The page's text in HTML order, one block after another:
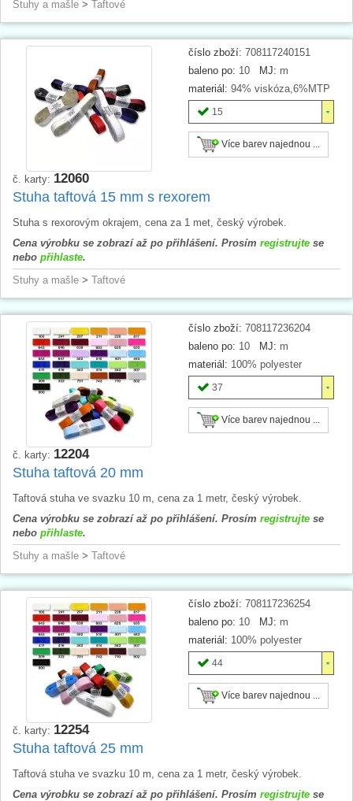
Stuhy a mašle > Taftové
číslo zboží: 708117240151
baleno po: 10 MJ: m
materiál: 94% viskóza,6%MTP
15
Více barev najednou ...
č. karty: 12060
Stuha taftová 15 mm s rexorem
Stuha s rexorovým okrajem, cena za 1 met, český výrobek.
Cena výrobku se zobrazí až po přihlášení. Prosím registrujte se
nebo přihlaste.
Stuhy a mašle > Taftové
číslo zboží: 708117236204
baleno po: 10 MJ: m
materiál: 100% polyester
37
Více barev najednou ...
č. karty: 12204
Stuha taftová 20 mm
Taftová stuha ve svazku 10 m, cena za 1 metr, český výrobek.
Cena výrobku se zobrazí až po přihlášení. Prosím registrujte se
nebo přihlaste.
Stuhy a mašle > Taftové
číslo zboží: 708117236254
baleno po: 10 MJ: m
materiál: 100% polyester
44
Více barev najednou ...
č. karty: 12254
Stuha taftová 25 mm
Taftová stuha ve svazku 10 m, cena za 1 metr, český výrobek.
Cena výrobku se zobrazí až po přihlášení. Prosím registrujte se